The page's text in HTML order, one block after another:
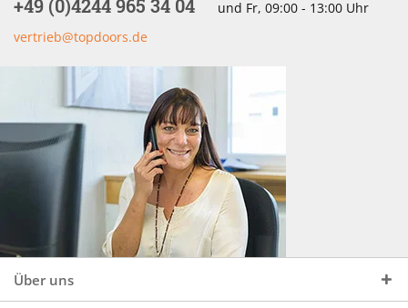
+49 (0)4244 965 34 04
vertrieb@topdoors.de
und Fr, 09:00 - 13:00 Uhr
Über uns